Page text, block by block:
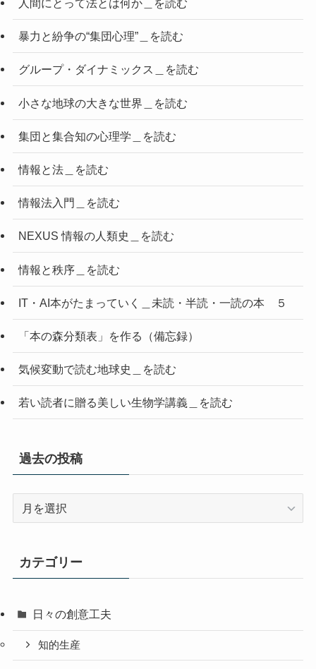
人間にとって法とは何か＿を読む
暴力と紛争の“集団心理”＿を読む
グループ・ダイナミックス＿を読む
小さな地球の大きな世界＿を読む
集団と集合知の心理学＿を読む
情報と法＿を読む
情報法入門＿を読む
NEXUS 情報の人類史＿を読む
情報と秩序＿を読む
IT・AI本がたまっていく＿未読・半読・一読の本 ５
「本の森分類表」を作る（備忘録）
気候変動で読む地球史＿を読む
若い読者に贈る美しい生物学講義＿を読む
過去の投稿
稿
カテゴリー
日々の創意工夫
知的生産